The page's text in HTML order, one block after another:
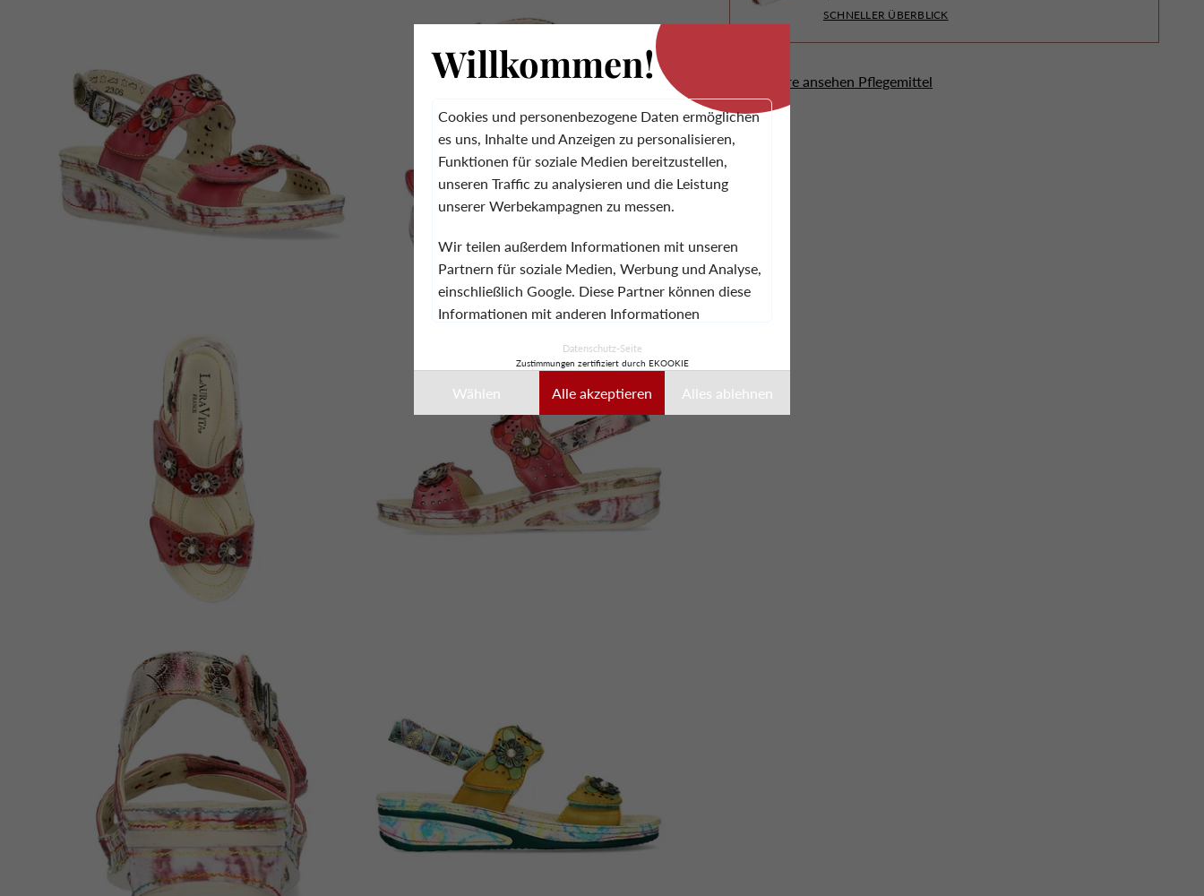
SCHNELLER ÜBERBLICK
Alle unsere ansehen Pflegemittel
Willkommen!
Cookies und personenbezogene Daten ermöglichen
es uns, Inhalte und Anzeigen zu personalisieren,
Funktionen für soziale Medien bereitzustellen,
unseren Traffic zu analysieren und die Leistung
unserer Werbekampagnen zu messen.
Wir teilen außerdem Informationen mit unseren
Partnern für soziale Medien, Werbung und Analyse,
einschließlich Google. Diese Partner können diese
Informationen mit anderen Informationen
die sie während Ihrer Nutzung ihrer Dienste
Diese Daten können insbesondere zur
Personalisierung von Anzeigen verwendet werden.
Sie können Ihre Auswahl jederzeit akzeptieren,
ablehnen oder individuell anpassen.
Datenschutz-Seite
Zustimmungen zertifiziert durch EKOOKIE
Wählen Alle akzeptieren Alles ablehnen